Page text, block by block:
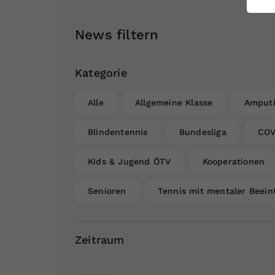
News filtern
Kategorie
Alle Allgemeine Klasse
Blindentennis Bundesliga
Kids & Jugend ÖTV Kooperationen
Senioren Tennis mit mentaler
Zeitraum